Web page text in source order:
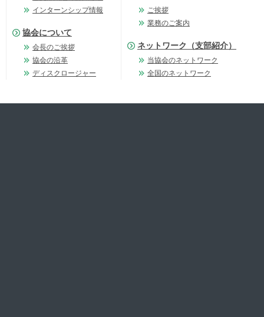
インターンシップ情報
協会について
会長のご挨拶
協会の沿革
ディスクロージャー
ご挨拶
業務のご案内
ネットワーク（支部紹介）
当協会のネットワーク
全国のネットワーク